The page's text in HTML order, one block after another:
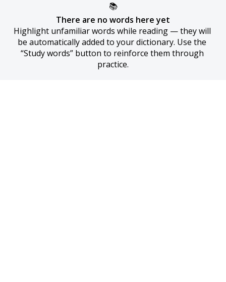
📚
There are no words here yet
Highlight unfamiliar words while reading — they will
be automatically added to your dictionary. Use the
“Study words” button to reinforce them through
practice.